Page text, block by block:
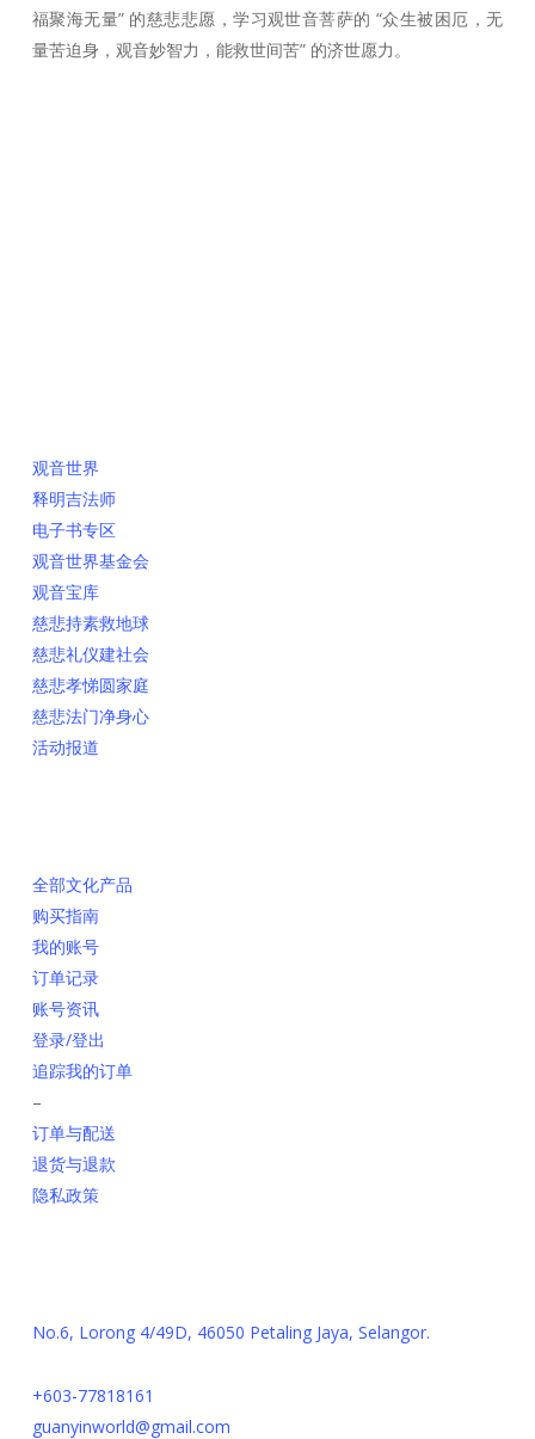
福聚海无量” 的慈悲悲愿，学习观世音菩萨的 “众生被困厄，无
量苦迫身，观音妙智力，能救世间苦” 的济世愿力。
观音世界
释明吉法师
电子书专区
观音世界基金会
观音宝库
慈悲持素救地球
慈悲礼仪建社会
慈悲孝悌圆家庭
慈悲法门净身心
活动报道
全部文化产品
购买指南
我的账号
订单记录
账号资讯
登录/登出
追踪我的订单
–
订单与配送
退货与退款
隐私政策
No.6, Lorong 4/49D, 46050 Petaling Jaya, Selangor.
+603-77818161
guanyinworld@gmail.com